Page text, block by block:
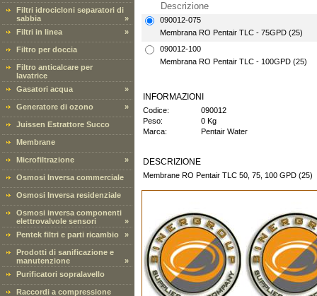
Filtri idrocicloni separatori di
sabbia
»
Filtri in linea
»
Filtro per doccia
Filtro anticalcare per
lavatrice
Gasatori acqua
»
Generatore di ozono »
Juissen Estrattore Succo
Membrane
Microfiltrazione »
Osmosi Inversa commerciale
Osmosi Inversa residenziale
Osmosi inversa componenti
elettrovalvole sensori
»
Pentek filtri e parti ricambio
»
Prodotti di sanificazione e
manutenzione
»
Purificatori sopralavello
Raccordi a compressione
Descrizione
090012-075
Membrana RO Pentair TLC - 75GPD (25)
090012-100
Membrana RO Pentair TLC - 100GPD (25)
INFORMAZIONI
Codice:
090012
Peso:
0 Kg
Marca:
Pentair Water
DESCRIZIONE
Membrane RO Pentair TLC 50, 75, 100 GPD (25)